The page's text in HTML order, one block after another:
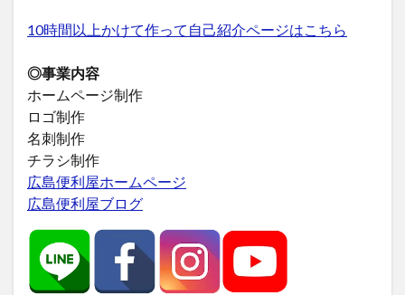
10時間以上かけて作って自己紹介ページはこちら
◎事業内容
ホームページ制作
ロゴ制作
名刺制作
チラシ制作
広島便利屋ホームページ
広島便利屋ブログ